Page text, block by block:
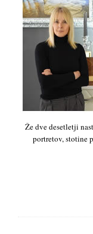
Že dve desetletji
portretov, stotine